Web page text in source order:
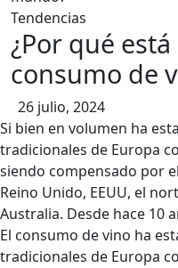
contenido
Tendencias
¿Por qué
consumo de
26 julio, 2024
Si bien en volumen ha
tradicionales de Europa
siendo compensado por
Reino Unido, EEUU, el
Australia. Desde hace 10
El consumo de vino ha
tradicionales de Europa